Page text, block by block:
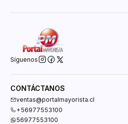
Síguenos
CONTÁCTANOS
ventas@portalmayorista.cl
+56977553100
56977553100